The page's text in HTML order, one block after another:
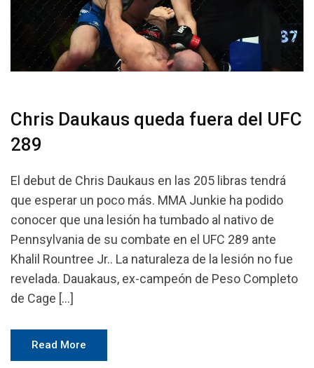
Chris Daukaus queda fuera del UFC
289
El debut de Chris Daukaus en las 205 libras tendrá
que esperar un poco más. MMA Junkie ha podido
conocer que una lesión ha tumbado al nativo de
Pennsylvania de su combate en el UFC 289 ante
Khalil Rountree Jr.. La naturaleza de la lesión no fue
revelada. Dauakaus, ex-campeón de Peso Completo
de Cage […]
Read More